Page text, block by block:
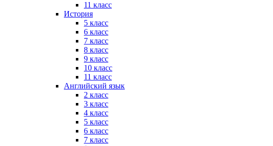
11 класс
История
5 класс
6 класс
7 класс
8 класс
9 класс
10 класс
11 класс
Английский язык
2 класс
3 класс
4 класс
5 класс
6 класс
7 класс